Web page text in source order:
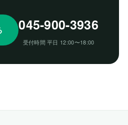
045-900-3936
受付時間 平日 12:00〜18:00